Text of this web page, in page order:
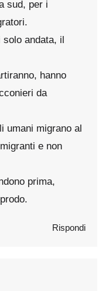
sud, per i
solo andata, il
hanno
da
umani migrano al
e non
prima,
Rispondi